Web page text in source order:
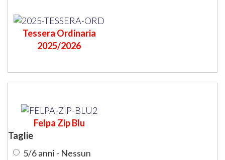
Tessera Ordinaria
2025/2026
Felpa Zip Blu
Taglie
5/6 anni - Nessun